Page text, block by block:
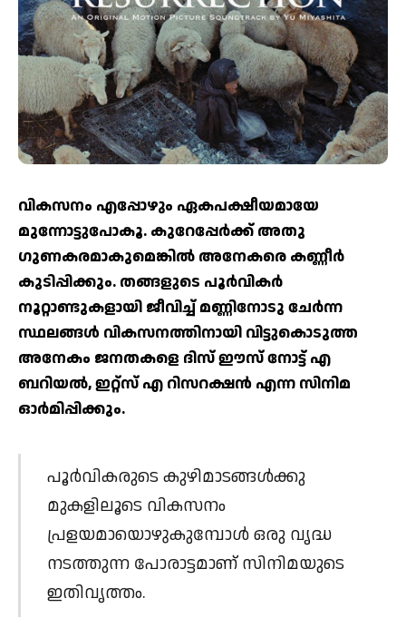
വികസനം എപ്പോഴും ഏകപക്ഷീയമായേ
മുന്നോട്ടുപോകൂ. കുറേപ്പേര്‍ക്ക് അതു
ഗുണകരമാകുമെങ്കില്‍ അനേകരെ കണ്ണീര്‍
കുടിപ്പിക്കും. തങ്ങളുടെ പൂര്‍വികര്‍
നൂറ്റാണ്ടുകളായി ജീവിച്ച് മണ്ണിനോടു ചേര്‍ന്ന
സ്ഥലങ്ങള്‍ വികസനത്തിനായി വിട്ടുകൊടുത്ത
അനേകം ജനതകളെ ദിസ് ഈസ് നോട്ട് എ
ബറിയല്‍, ഇറ്റ്‌സ് എ റിസറക്ഷന്‍ എന്ന സിനിമ
ഓര്‍മിപ്പിക്കും.
പൂര്‍വികരുടെ കുഴിമാടങ്ങള്‍ക്കു
മുകളിലൂടെ വികസനം
പ്രളയമായൊഴുകുമ്പോള്‍ ഒരു വൃദ്ധ
നടത്തുന്ന പോരാട്ടമാണ് സിനിമയുടെ
ഇതിവൃത്തം.